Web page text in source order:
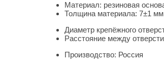
Материал: резиновая
Толщина материала: 7±1 мм
Диаметр крепёжного
Расстояние между
Производство: Россия